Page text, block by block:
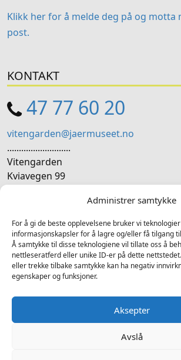
Administrer samtykke
For å gi de beste opplevelsene bruker vi
informasjonskapsler for å lagre og/eller få tilgang
Å samtykke til disse teknologiene vil tillate oss å
nettleseratferd eller unike ID-er på dette
eller trekke tilbake samtykke kan ha negativ
egenskaper og funksjoner.
Aksepter
Avslå
Klikk her for å melde deg på og motta
post.
KONTAKT
47 77 60 20
vitengarden@jaermuseet.no
...........................
Vitengarden
Kviavegen 99
SOSIALE MEDIER
Følg oss på sosiale medium for
FacebookInstagram